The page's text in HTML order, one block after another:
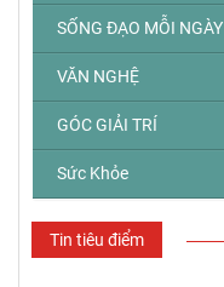
SỐNG ĐẠO MỖI NGÀY
VĂN NGHỆ
GÓC GIẢI TRÍ
Sức Khỏe
Tin tiêu điểm